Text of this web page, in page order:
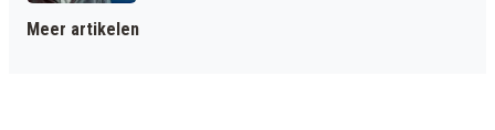
Meer artikelen